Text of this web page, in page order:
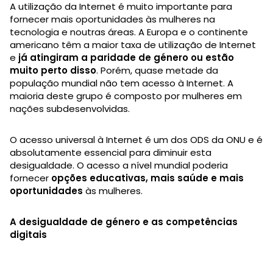
A utilização da Internet é muito importante para
fornecer mais oportunidades às mulheres na
tecnologia e noutras áreas. A Europa e o continente
americano têm a maior taxa de utilização de Internet
e já atingiram a paridade de género ou estão
muito perto disso. Porém, quase metade da
população mundial não tem acesso à Internet. A
maioria deste grupo é composto por mulheres em
nações subdesenvolvidas.
O acesso universal à Internet é um dos ODS da ONU e é
absolutamente essencial para diminuir esta
desigualdade. O acesso a nível mundial poderia
fornecer opções educativas, mais saúde e mais
oportunidades às mulheres.
A desigualdade de género e as competências
digitais